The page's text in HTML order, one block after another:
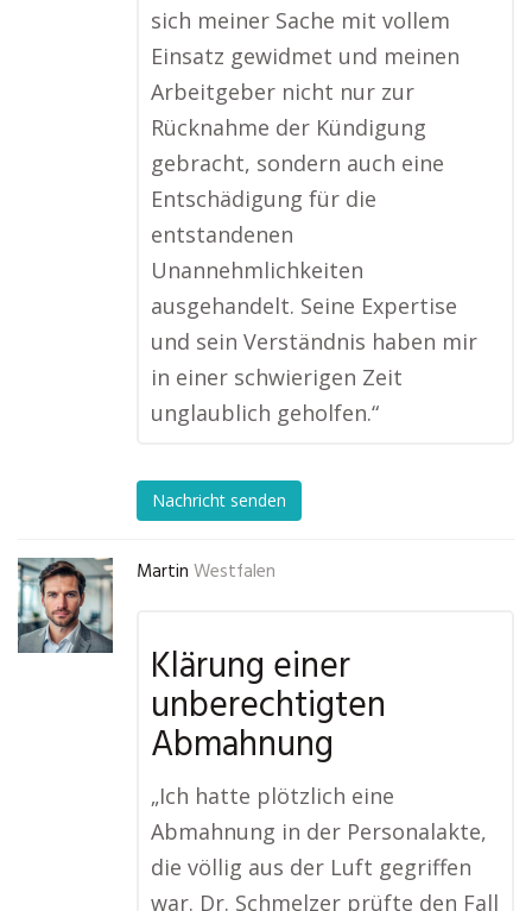
sich meiner Sache mit vollem
Einsatz gewidmet und meinen
Arbeitgeber nicht nur zur
Rücknahme der Kündigung
gebracht, sondern auch eine
Entschädigung für die
entstandenen
Unannehmlichkeiten
ausgehandelt. Seine Expertise
und sein Verständnis haben mir
in einer schwierigen Zeit
unglaublich geholfen.“
Nachricht senden
Martin Westfalen
Klärung einer
unberechtigten
Abmahnung
„Ich hatte plötzlich eine
Abmahnung in der Personalakte,
die völlig aus der Luft gegriffen
war. Dr. Schmelzer prüfte den Fall